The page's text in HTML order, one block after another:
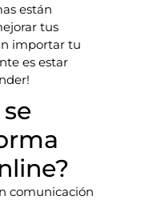
están
tus
importar tu
es estar
comunicación